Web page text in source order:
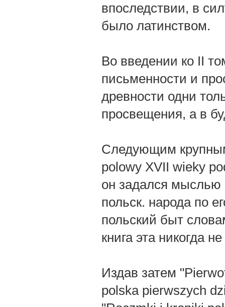
впоследствии, в
было латинством.
Во введении ко II
письменности и
древности одни
просвещения, а в
Следующим
polowy XVII wieky
он задался мыслью
польск. народа по
польский быт
книга эта никогда
Издав затем
polska pierwszych